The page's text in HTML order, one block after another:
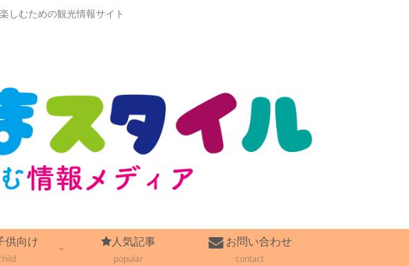
しむための観光情報サイト
供向け
人気記事
popular
お問い合わせ
contact